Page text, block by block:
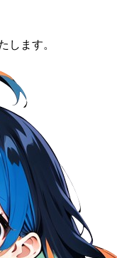
します。